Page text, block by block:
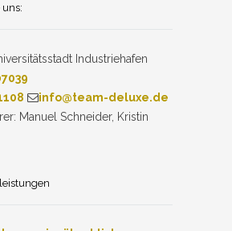
uns:
Industriehafen
info@team-deluxe.de
Manuel Schneider, Kristin